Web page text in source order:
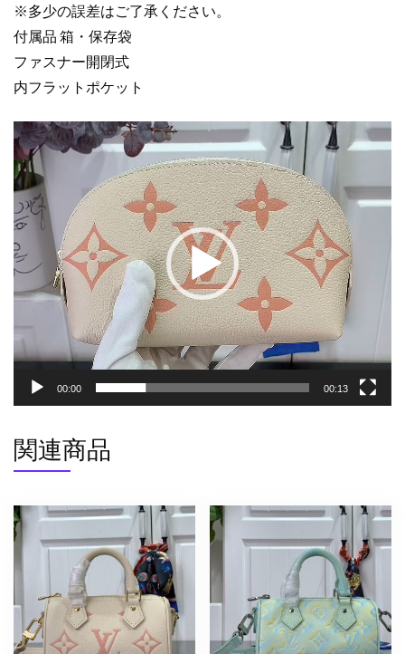
ー
ゴ
ー
ド
金
具
個
※多少の誤差はご了承ください。
付属品 箱・保存袋
ファスナー開閉式
内フラットポケット
動
画
プ
レ
ー
ヤ
ー
00:00 00:13
関連商品